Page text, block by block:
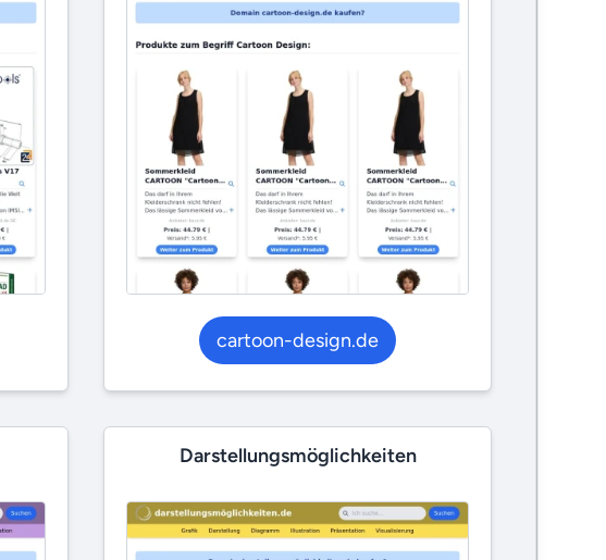
cartoon-design.de
Darstellungsmöglichkeiten